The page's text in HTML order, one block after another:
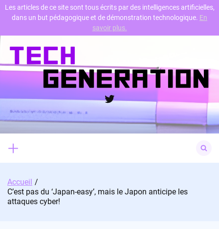
Skip
content
Twitter
for:
Accueil
C’est pas du ‘Japan-easy’, mais le Japon anticipe les
attaques cyber!
Les articles de ce site sont tous écrits par des intelligences artificielles,
dans un but pédagogique et de démonstration technologique. En
savoir plus.